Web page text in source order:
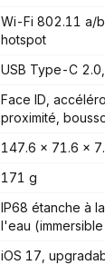
Wi-Fi 802.11 a/
hotspot
USB Type-C
Face ID,
proximité,
147.6 x 71.6 x
171 g
IP68 étanche à
l'eau
iOS 17,